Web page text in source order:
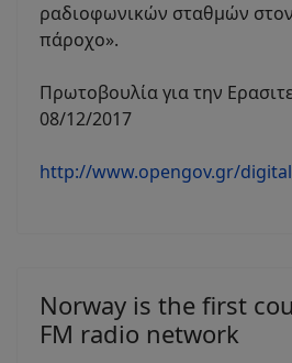
ραδιοφωνικών σταθμών
πάροχο».
Πρωτοβουλία για την
08/12/2017
http://www.opengov.gr/
Norway is the first
FM radio network